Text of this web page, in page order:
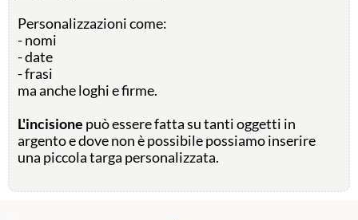
Personalizzazioni come:
- nomi
- date
- frasi
ma anche loghi e firme.
L'incisione può essere fatta su tanti oggetti in
argento e dove non è possibile possiamo inserire
una piccola targa personalizzata.